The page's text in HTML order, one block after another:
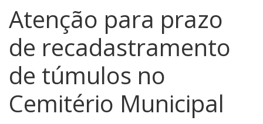
Atenção para prazo
de recadastramento
de túmulos no
Cemitério Municipal